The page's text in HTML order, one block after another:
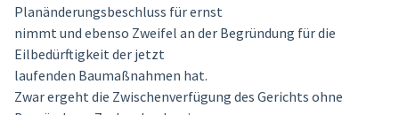
Planänderungsbeschluss für ernst
nimmt und ebenso Zweifel an der Begründung für die
Eilbedürftigkeit der jetzt
laufenden Baumaßnahmen hat.
Zwar ergeht die Zwischenverfügung des Gerichts ohne